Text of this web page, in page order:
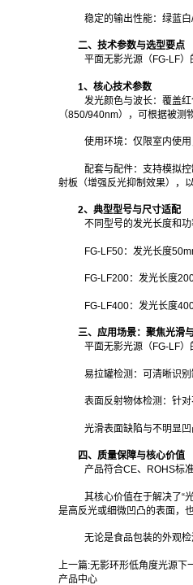
稳定的输出性能：绿蓝
二、技术参数与选型要点
平面无影光源（FG-LF）
1、核心技术参数
发光颜色与波长：覆盖
（850/940nm），可根据被测
使用环境：仅限室内使
配套与配件：支持模拟
射板（增强反光抑制效果），
2、典型型号与尺寸适配
不同型号的发光长度和
FG-LF50：发光长度
FG-LF200：发光长度
FG-LF400：发光长度
三、应用场景：聚焦光滑
平面无影光源（FG-LF）
易拉罐检测：可清晰识
表面反射物体检测：针
光滑表面缺陷与不明显
四、质量保障与核心价值
产品符合CE、ROHS标
其核心价值在于解决了“
是高反光或细微凹凸的表面，
无论是食品包装的外观
上一篇:无影环形低角度光源下
产品中心